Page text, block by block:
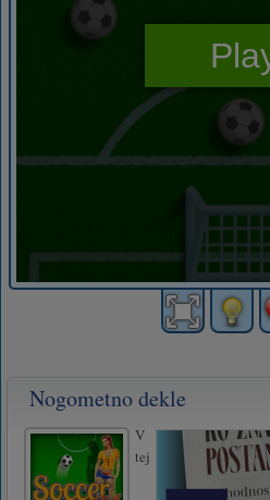
Nogometno dekle
V
tej